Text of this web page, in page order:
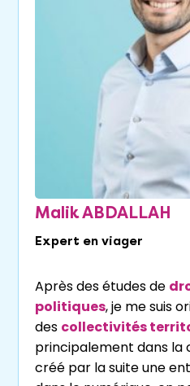
Malik ABDALLAH
Expert en viager
Après des études de
politiques, je me suis
des collectivités
principalement dans la
créé par la suite une